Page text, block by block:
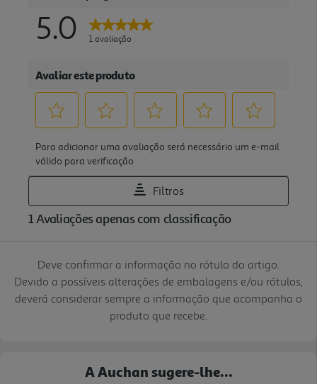
Deve confirmar a informação no rótulo do artigo.
Devido a possíveis alterações de embalagens e/ou rótulos,
deverá considerar sempre a informação que acompanha o
produto que recebe.
A Auchan sugere-lhe...